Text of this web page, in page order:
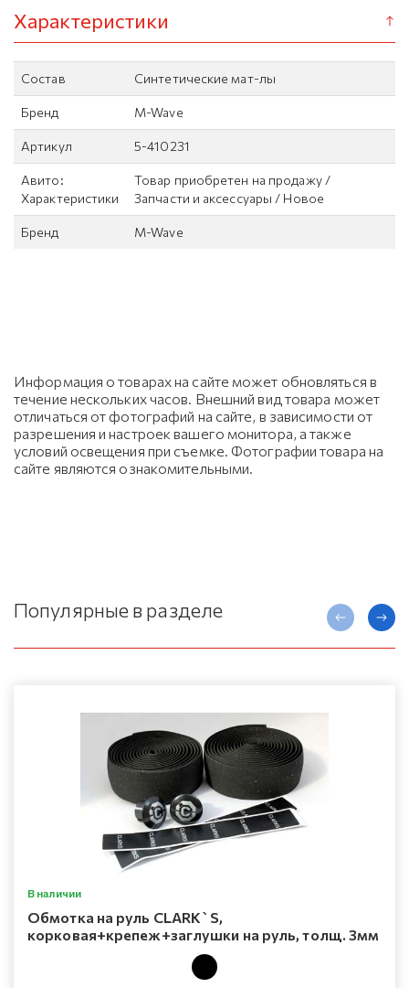
Характеристики
Состав Синтетические мат-лы
Бренд M-Wave
Артикул 5-410231
Авито:
Характеристики
Товар приобретен на продажу /
Запчасти и аксессуары / Новое
Бренд M-Wave
Информация о товарах на сайте может обновляться в
течение нескольких часов. Внешний вид товара может
отличаться от фотографий на сайте, в зависимости от
разрешения и настроек вашего монитора, а также
условий освещения при съемке. Фотографии товара на
сайте являются ознакомительными.
Популярные в разделе
В наличии
Oбмотка на руль CLARK`S,
корковая+крепеж+заглушки на руль, толщ. 3мм